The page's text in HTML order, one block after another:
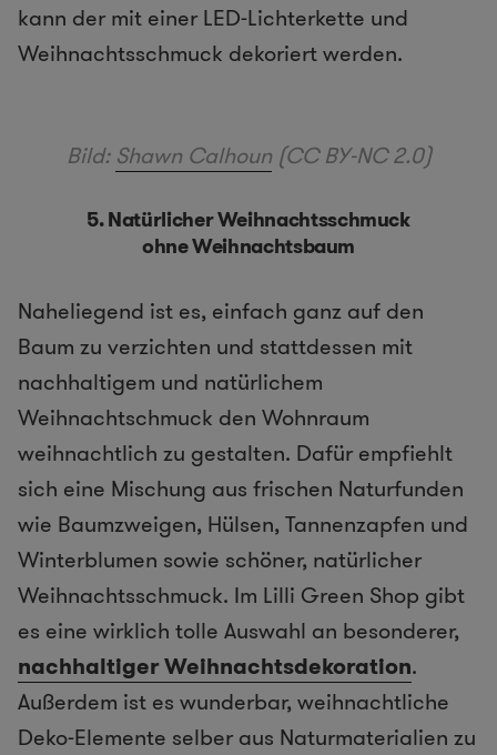
kann der mit einer LED-Lichterkette und
Weihnachtsschmuck dekoriert werden.
Bild: Shawn Calhoun(CC BY-NC 2.0)
5. Natürlicher Weihnachtsschmuck
ohne Weihnachtsbaum
Naheliegend ist es, einfach ganz auf den
Baum zu verzichten und stattdessen mit
nachhaltigem und natürlichem
Weihnachtschmuck den Wohnraum
weihnachtlich zu gestalten. Dafür empfiehlt
sich eine Mischung aus frischen Naturfunden
wie Baumzweigen, Hülsen, Tannenzapfen und
Winterblumen sowie schöner, natürlicher
Weihnachtsschmuck. Im Lilli Green Shop gibt
es eine wirklich tolle Auswahl an besonderer,
nachhaltiger Weihnachtsdekoration.
Außerdem ist es wunderbar, weihnachtliche
Deko-Elemente selber aus Naturmaterialien zu